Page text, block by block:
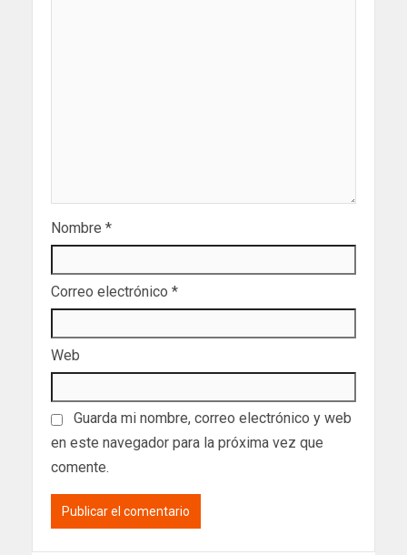
Nombre *
Correo electrónico *
Web
Guarda mi nombre, correo electrónico y web
en este navegador para la próxima vez que
comente.